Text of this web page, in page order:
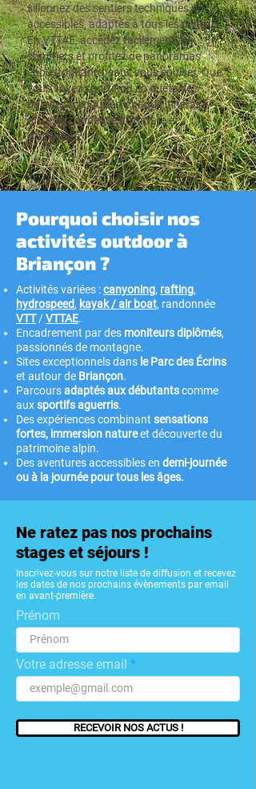
sillonnez des sentiers techniques ou
accessibles, adaptés à tous les niveaux.
En VTTAE, accédez facilement aux
sommets et profitez de panoramas
époustouflants, sans vous épuiser. Que
vous soyez sportif ou en quête de
balades tranquilles, chaque itinéraire
offre un condensé de nature et
d’aventure.
Pourquoi choisir nos
activités outdoor à
Briançon ?
Activités variées :canyoning, rafting,
hydrospeed, kayak / air boat, randonnée
VTT/VTTAE.
Encadrement par des moniteurs diplômés,
passionnés de montagne.
Sites exceptionnels dans le Parc des Écrins
et autour de Briançon.
Parcoursadaptés aux débutantscomme
auxsportifs aguerris.
Des expériences combinant sensations
fortes, immersion natureet découverte du
patrimoine alpin.
Des aventures accessibles en demi-journée
ou à la journée pour tous les âges.
Ne ratez pas nos prochains
stages et séjours !
Inscrivez-vous sur notre liste de diffusion et recevez
les dates de nos prochains évènements par email
en avant-première.
Prénom
Votre adresse email
RECEVOIR NOS ACTUS !